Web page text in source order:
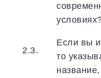
2.3.
Если вы
то